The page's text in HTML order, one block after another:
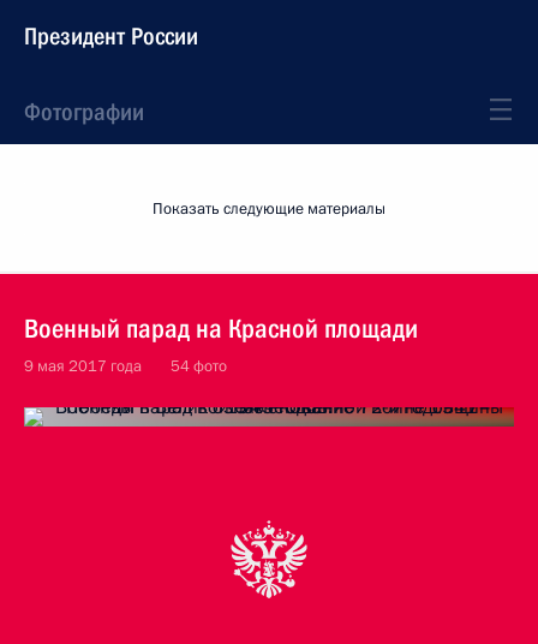
Президент России
Фотографии
Показать следующие материалы
Военный парад на Красной площади
9 мая 2017 года 54 фото